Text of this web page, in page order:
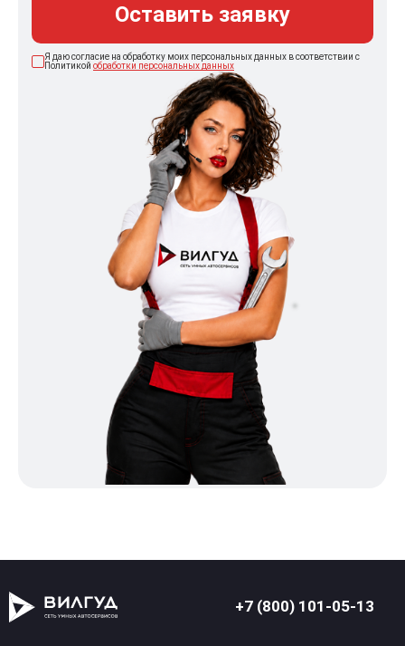
Оставить заявку
Я даю согласие на обработку моих персональных данных в соответствии с
Политикой обработки персональных данных
+7 (800) 101-05-13